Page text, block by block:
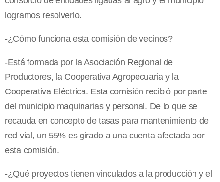
logramos resolverlo.
-¿Cómo funciona esta comisión de vecinos?
-Está formada por la Asociación Regional de
Productores, la Cooperativa Agropecuaria y la
Cooperativa Eléctrica. Esta comisión recibió por parte
del municipio maquinarias y personal. De lo que se
recauda en concepto de tasas para mantenimiento de
red vial, un 55% es girado a una cuenta afectada por
esta comisión.
-¿Qué proyectos tienen vinculados a la producción y el